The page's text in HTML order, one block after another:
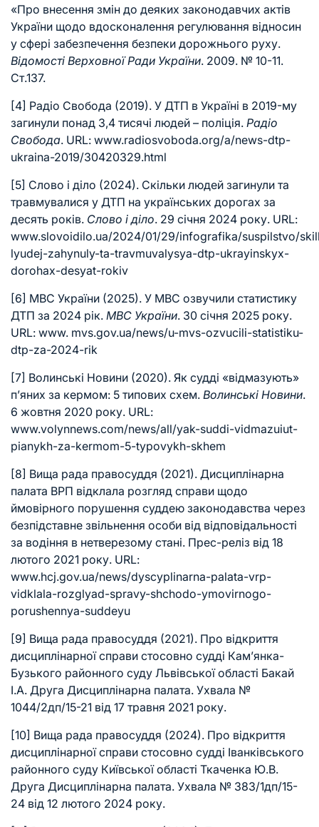
«Про внесення змін до деяких законодавчих актів
України щодо вдосконалення регулювання відносин
у сфері забезпечення безпеки дорожнього руху.
Відомості Верховної Ради України. 2009. № 10-11.
Ст.137.
[4] Радіо Свобода (2019). У ДТП в Україні в 2019-му
загинули понад 3,4 тисячі людей – поліція. Радіо
Свобода. URL: www.radiosvoboda.org/a/news-dtp-
ukraina-2019/30420329.html
[5] Слово і діло (2024). Скільки людей загинули та
травмувалися у ДТП на українських дорогах за
десять років. Слово і діло. 29 січня 2024 року. URL:
www.slovoidilo.ua/2024/01/29/infografika/suspilstvo/
lyudej-zahynuly-ta-travmuvalysya-dtp-ukrayinskyx-
dorohax-desyat-rokiv
[6] МВС України (2025). У МВС озвучили статистику
ДТП за 2024 рік. МВС України. 30 січня 2025 року.
URL: www. mvs.gov.ua/news/u-mvs-ozvucili-statistiku-
dtp-za-2024-rik
[7] Волинські Новини (2020). Як судді «відмазують»
п’яних за кермом: 5 типових схем. Волинські Новини.
6 жовтня 2020 року. URL:
www.volynnews.com/news/all/yak-suddi-vidmazuiut-
pianykh-za-kermom-5-typovykh-skhem
[8] Вища рада правосуддя (2021). Дисциплінарна
палата ВРП відклала розгляд справи щодо
ймовірного порушення суддею законодавства через
безпідставне звільнення особи від відповідальності
за водіння в нетверезому стані. Прес-реліз від 18
лютого 2021 року. URL:
www.hcj.gov.ua/news/dyscyplinarna-palata-vrp-
vidklala-rozglyad-spravy-shchodo-ymovirnogo-
porushennya-suddeyu
[9] Вища рада правосуддя (2021). Про відкриття
дисциплінарної справи стосовно судді Кам’янка-
Бузького районного суду Львівської області Бакай
І.А. Друга Дисциплінарна палата. Ухвала №
1044/2дп/15-21 від 17 травня 2021 року.
[10] Вища рада правосуддя (2024). Про відкриття
дисциплінарної справи стосовно судді Іванківського
районного суду Київської області Ткаченка Ю.В.
Друга Дисциплінарна палата. Ухвала № 383/1дп/15-
24 від 12 лютого 2024 року.